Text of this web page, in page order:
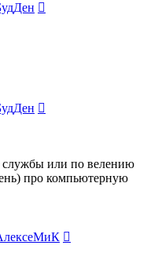
службы или по велению
про компьютерную